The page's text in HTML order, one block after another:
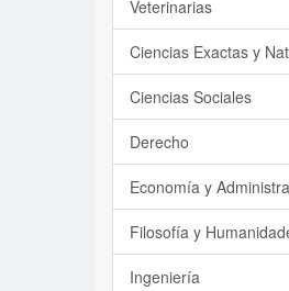
Veterinarias
Ciencias Exactas y
Ciencias Sociales
Derecho
Economía y
Filosofía y
Ingeniería